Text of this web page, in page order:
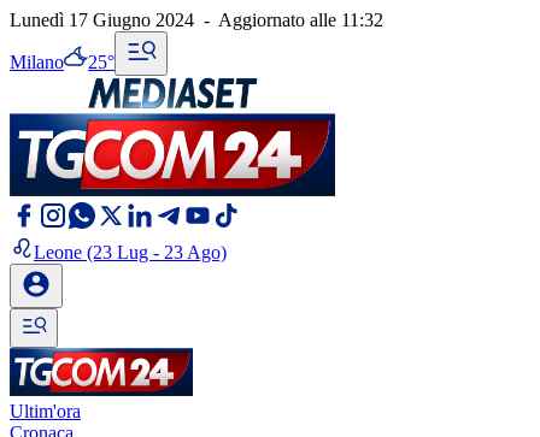
Lunedì 17 Giugno 2024 - Aggiornato alle 11:32
Milano 25°
Leone (23 Lug - 23 Ago)
Ultim'ora
Cronaca